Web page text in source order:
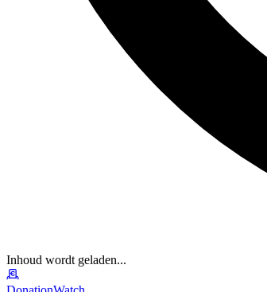
Inhoud wordt geladen...